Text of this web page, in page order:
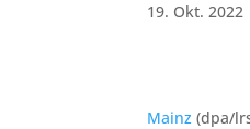
19. Okt. 2022
Mainz (dpa/